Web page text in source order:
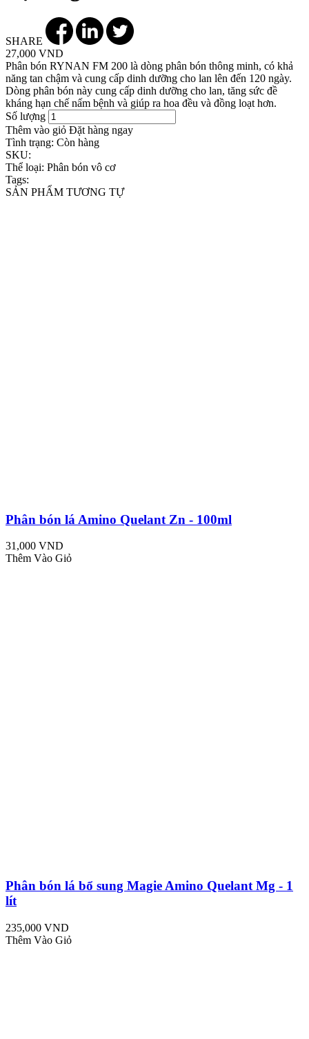
SHARE
27,000 VND
Phân bón RYNAN FM 200 là dòng phân bón thông minh, có khả
năng tan chậm và cung cấp dinh dưỡng cho lan lên đến 120 ngày.
Dòng phân bón này cung cấp dinh dưỡng cho lan, tăng sức đề
kháng hạn chế nấm bệnh và giúp ra hoa đều và đồng loạt hơn.
Số lượng
Thêm vào giỏ Đặt hàng ngay
Tình trạng: Còn hàng
SKU:
Thể loại: Phân bón vô cơ
Tags:
SẢN PHẨM TƯƠNG TỰ
Phân bón lá Amino Quelant Zn - 100ml
31,000 VND
Thêm Vào Giỏ
Phân bón lá bổ sung Magie Amino Quelant Mg - 1
lít
235,000 VND
Thêm Vào Giỏ